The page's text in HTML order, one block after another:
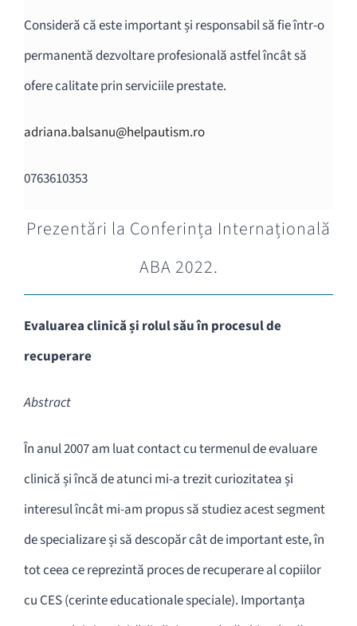
Consideră că este important și responsabil să fie într-o
permanentă dezvoltare profesională astfel încât să
ofere calitate prin serviciile prestate.
adriana.balsanu@helpautism.ro
0763610353
Prezentări la Conferința Internațională
ABA 2022.
Evaluarea clinică și rolul său în procesul de
recuperare
Abstract
În anul 2007 am luat contact cu termenul de evaluare
clinică și încă de atunci mi-a trezit curiozitatea și
interesul încât mi-am propus să studiez acest segment
de specializare și să descopăr cât de important este, în
tot ceea ce reprezintă proces de recuperare al copiilor
cu CES (cerinte educationale speciale). Importanța